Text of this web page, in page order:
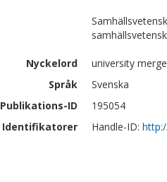
Nyckelord
university
Språk
Svenska
Publikations-ID
195054
Identifikatorer
Handle-ID: